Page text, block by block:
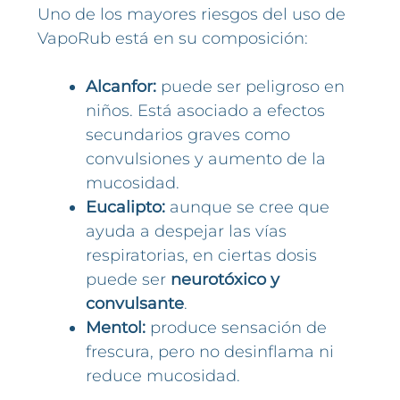
Uno de los mayores riesgos del uso de
VapoRub está en su composición:
Alcanfor: puede ser peligroso en
niños. Está asociado a efectos
secundarios graves como
convulsiones y aumento de la
mucosidad.
Eucalipto: aunque se cree que
ayuda a despejar las vías
respiratorias, en ciertas dosis
puede ser neurotóxico y
convulsante.
Mentol: produce sensación de
frescura, pero no desinflama ni
reduce mucosidad.